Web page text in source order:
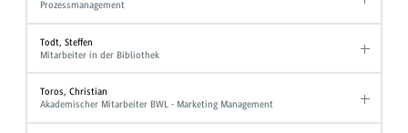
Prozessmanagement
Todt, Steffen
Mitarbeiter in der Bibliothek
Toros, Christian
Akademischer Mitarbeiter BWL - Marketing Management